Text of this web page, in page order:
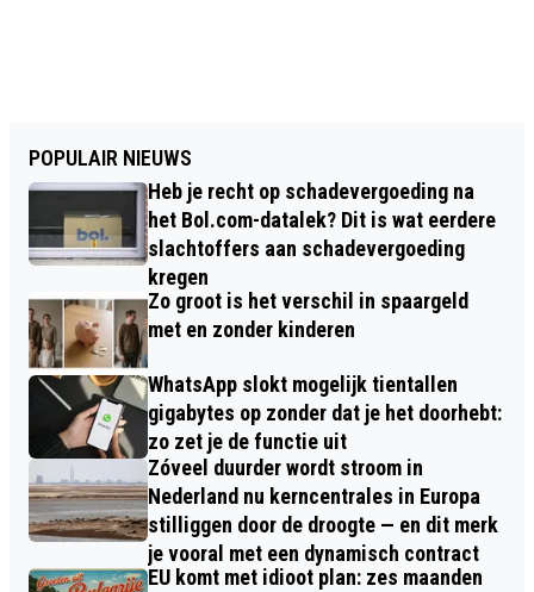
POPULAIR NIEUWS
Heb je recht op schadevergoeding na
het Bol.com-datalek? Dit is wat eerdere
slachtoffers aan schadevergoeding
kregen
Zo groot is het verschil in spaargeld
met en zonder kinderen
WhatsApp slokt mogelijk tientallen
gigabytes op zonder dat je het doorhebt:
zo zet je de functie uit
Zóveel duurder wordt stroom in
Nederland nu kerncentrales in Europa
stilliggen door de droogte — en dit merk
je vooral met een dynamisch contract
EU komt met idioot plan: zes maanden